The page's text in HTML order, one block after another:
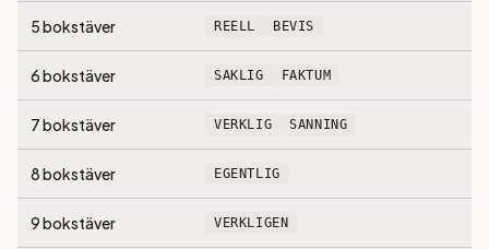
5bokstäver REELL BEVIS
6bokstäver SAKLIG FAKTUM
7bokstäver VERKLIG SANNING
8bokstäver EGENTLIG
9bokstäver VERKLIGEN